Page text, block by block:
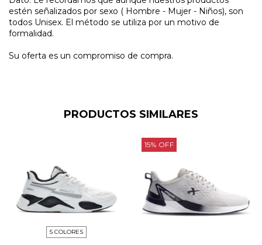
estén señalizados por sexo ( Hombre - Mujer - Niños), son
todos Unisex. El método se utiliza por un motivo de
formalidad.
Su oferta es un compromiso de compra.
PRODUCTOS SIMILARES
5 COLORES
15% OFF